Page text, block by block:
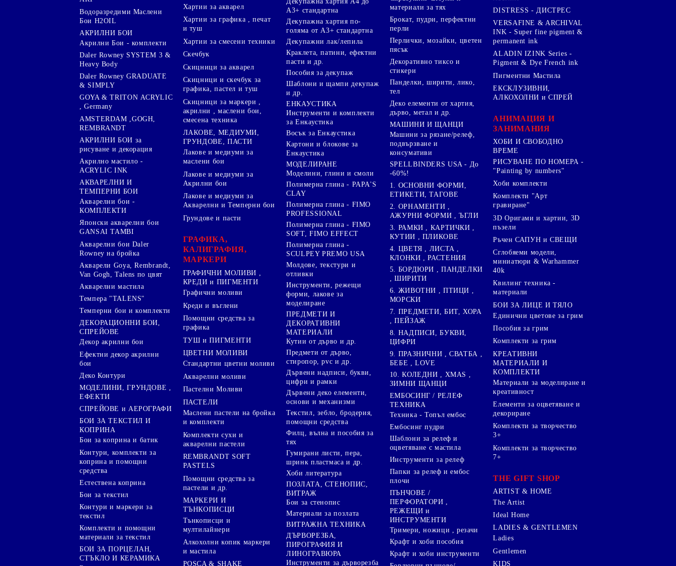
Водоразредими Маслени
Бои H2OIL
АКРИЛНИ БОИ
Акрилни Бои - комплекти
Daler Rowney SYSTEM 3 &
Heavy Body
Daler Rowney GRADUATE
& SIMPLY
GOYA & TRITON АCRYLIC
, Germany
AMSTERDAM ,GOGH,
REMBRANDT
АКРИЛНИ БОИ за
рисуване и декорация
Акрилно мастило -
ACRYLIC INK
АКВАРЕЛНИ И
ТЕМПЕРНИ БОИ
Акварелни бои -
КОМПЛЕКТИ
Японски акварелни бои
GANSAI TAMBI
Акварелни бои Daler
Rowney на бройка
Акварели Goya, Rembrandt,
Van Gogh, Talens по цвят
Акварелни мастила
Темпера "TALENS"
Темперни бои и комплекти
ДЕКОРАЦИОННИ БОИ,
СПРЕЙОВЕ
Декор акрилни бои
Ефектни декор акрилни
бои
Деко Контури
МОДЕЛИНИ, ГРУНДОВЕ ,
ЕФЕКТИ
СПРЕЙОВЕ и АЕРОГРАФИ
БОИ ЗА ТЕКСТИЛ И
КОПРИНА
Бои за коприна и батик
Контури, комплекти за
коприна и помощни
средства
Естествена коприна
Бои за текстил
Контури и маркери за
текстил
Комплекти и помощни
материали за текстил
БОИ ЗА ПОРЦЕЛАН,
СТЪКЛО И КЕРАМИКА
Хартии за акварел
Хартии за графика , печат
и туш
Хартии за смесени техники
Скечбук
Скицници за акварел
Скицници и скечбук за
графика, пастел и туш
Скицници за маркери ,
акрилни , маслени бои,
смесена техника
ЛАКОВЕ, МЕДИУМИ,
ГРУНДОВЕ, ПАСТИ
Лакове и медиуми за
маслени бои
Лакове и медиуми за
Акрилни бои
Лакове и медиуми за
Акварелни и Темперни бои
Грундове и пасти
ГРАФИКА,
КАЛИГРАФИЯ,
МАРКЕРИ
ГРАФИЧНИ МОЛИВИ ,
КРЕДИ и ПИГМЕНТИ
Графични моливи
Креди и въглени
Помощни средства за
графика
ТУШ и ПИГМЕНТИ
ЦВЕТНИ МОЛИВИ
Стандартни цветни моливи
Акварелни моливи
Пастелни Моливи
ПАСТЕЛИ
Маслени пастели на бройка
и комплекти
Комплекти сухи и
акварелни пастели
REMBRANDT SOFT
PASTELS
Помощни средства за
пастели и др.
МАРКЕРИ И
ТЪНКОПИСЦИ
Тънкописци и
мултилайнери
Алкохолни копик маркери
и мастила
POSCA & SHAKE
А3+ стандартна
Декупажна хартия по-
голяма от А3+ стандартна
Декупажни лак/лепила
Краклета, патини, ефектни
пасти и др.
Пособия за декупаж
Шаблони и щампи декупаж
и др.
ЕНКАУСТИКА
Инструменти и комплекти
за Енкаустика
Восък за Енкаустика
Картони и блокове за
Енкаустика
МОДЕЛИРАНЕ
Моделини, глини и смоли
Полимерна глина - PAPA'S
CLAY
Полимерна глина - FIMO
PROFESSIONAL
Полимерна глина - FIMO
SOFT, FIMO EFFECT
Полимерна глина -
SCULPEY PREMO USA
Молдове, текстури и
отливки
Инструменти, режещи
форми, лакове за
моделиране
ПРЕДМЕТИ И
ДЕКОРАТИВНИ
МАТЕРИАЛИ
Кутии от дърво и др.
Предмети от дърво,
стиропор, pvc и др.
Дървени надписи, букви,
цифри и рамки
Дървени деко елементи,
основи и механизми
Текстил, зебло, бродерия,
помощни средства
Филц, вълна и пособия за
тях
Гумирани листи, пера,
шринк пластмаса и др.
Хоби литература
ПОЗЛАТА, СТЕНОПИС,
ВИТРАЖ
Бои за стенопис
Материали за позлата
ВИТРАЖНА ТЕХНИКА
ДЪРВОРЕЗБА,
ПИРОГРАФИЯ И
ЛИНОГРАВЮРА
Инструменти за дърворезба
материали за тях
Брокат, пудри, перфектни
перли
Перлички, мозайки, цветен
пясък
Декоративно тиксо и
стикери
Панделки, ширити, лико,
тел
Деко елементи от хартия,
дърво, метал и др.
МАШИНИ И ЩАНЦИ
Машини за рязане/релеф,
подвързване и
консумативи
SPELLBINDERS USA - До
-60%!
1. ОСНОВНИ ФОРМИ,
ЕТИКЕТИ, ТАГОВЕ
2. ОРНАМЕНТИ ,
АЖУРНИ ФОРМИ , ЪГЛИ
3. РАМКИ , КАРТИЧКИ ,
КУТИИ , ПЛИКОВЕ
4. ЦВЕТЯ , ЛИСТА ,
КЛОНКИ , РАСТЕНИЯ
5. БОРДЮРИ , ПАНДЕЛКИ
, ШИРИТИ
6. ЖИВОТНИ , ПТИЦИ ,
МОРСКИ
7. ПРЕДМЕТИ, БИТ, ХОРА
, ПЕЙЗАЖ
8. НАДПИСИ, БУКВИ,
ЦИФРИ
9. ПРАЗНИЧНИ , СВАТБА ,
БЕБЕ , LOVE
10. КОЛЕДНИ , XMAS ,
ЗИМНИ ЩАНЦИ
ЕМБОСИНГ / РЕЛЕФ
ТЕХНИКА
Техника - Топъл ембос
Ембосинг пудри
Шаблони за релеф и
оцветяване с мастила
Инструменти за релеф
Папки за релеф и ембос
плочи
ПЪНЧОВЕ /
ПЕРФОРАТОРИ ,
РЕЖЕЩИ и
ИНСТРУМЕНТИ
Тримери, ножици , резачи
Крафт и хоби пособия
Крафт и хоби инструменти
DISTRESS - ДИСТРЕС
VERSAFINE & ARCHIVAL
INK - Super fine pigment &
permanent ink
ALADIN IZINK Series -
Pigment & Dye French ink
Пигментни Мастила
ЕКСКЛУЗИВНИ,
АЛКОХОЛНИ и СПРЕЙ
АНИМАЦИЯ И
ЗАНИМАНИЯ
ХОБИ И СВОБОДНО
ВРЕМЕ
РИСУВАНЕ ПО НОМЕРА -
"Painting by numbers"
Хоби комплекти
Комплекти "Арт
гравиране"
3D Оригами и хартии, 3D
пъзели
Ръчен САПУН и СВЕЩИ
Сглобяеми модели,
миниатюри & Warhammer
40k
Квилинг техника -
материали
БОИ ЗА ЛИЦЕ И ТЯЛО
Единични цветове за грим
Пособия за грим
Комплекти за грим
КРЕАТИВНИ
МАТЕРИАЛИ И
КОМПЛЕКТИ
Mатериали за моделиране и
креативност
Елементи за оцветяване и
декориране
Комплекти за творчество
3+
Комплекти за творчество
7+
THE GIFT SHOP
ARTIST & HOME
The Artist
Ideal Home
LADIES & GENTLEMEN
Ladies
Gentlemen
KIDS